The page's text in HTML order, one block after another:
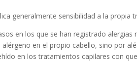
generalmente sensibilidad a la propia
en los que se han registrado
en el propio cabello, sino por
en los tratamientos capilares con